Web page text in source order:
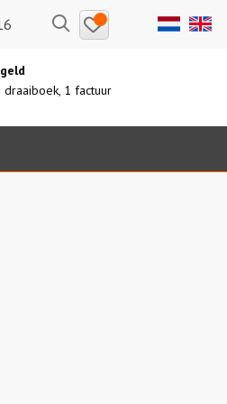
ZoekenBewaarde
uitjes
1 factuur